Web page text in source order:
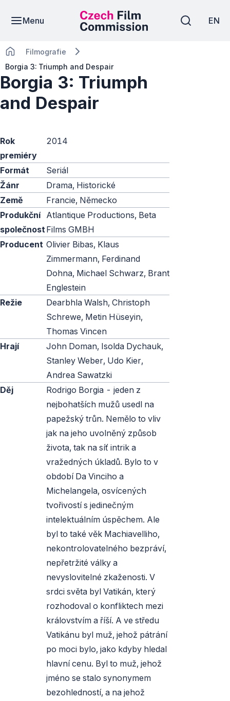
Menu EN
Filmografie
Borgia 3: Triumph and Despair
Borgia 3: Triumph
and Despair
Rok
premiéry
2014
Formát
Seriál
Žánr
Drama, Historické
Země
Francie, Německo
Produkční
společnost
Atlantique Productions, Beta
Films GMBH
Producent Olivier Bibas, Klaus
Zimmermann, Ferdinand
Dohna, Michael Schwarz, Brant
Englestein
Režie
Dearbhla Walsh, Christoph
Schrewe, Metin Hüseyin,
Thomas Vincen
Hrají
John Doman, Isolda Dychauk,
Stanley Weber, Udo Kier,
Andrea Sawatzki
Děj
Rodrigo Borgia - jeden z
nejbohatších mužů usedl na
papežský trůn. Nemělo to vliv
jak na jeho uvolněný způsob
života, tak na síť intrik a
vražedných úkladů. Bylo to v
období Da Vinciho a
Michelangela, osvícených
tvořivostí s jedinečným
intelektuálním úspěchem. Ale
byl to také věk Machiavelliho,
nekontrolovatelného bezpráví,
nepřetržité války a
nevyslovitelné zkaženosti. V
srdci světa byl Vatikán, který
rozhodoval o konfliktech mezi
královstvím a říší. A ve středu
Vatikánu byl muž, jehož pátrání
po moci bylo, jako kdyby hledal
hlavní cenu. Byl to muž, jehož
jméno se stalo synonymem
bezohledností, a na jehož